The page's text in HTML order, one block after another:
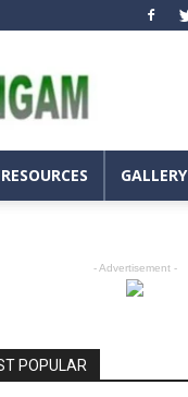
RESOURCES GALLERY
- Advertisement -
POPULAR